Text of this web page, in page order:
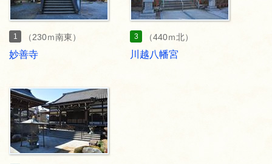
1 （230ｍ南東）
妙善寺
3 （440ｍ北）
川越八幡宮